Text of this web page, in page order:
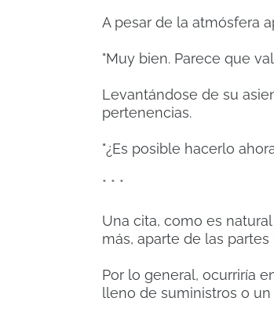
A pesar de la atmósfera
"Muy bien. Parece que
Levantándose de su
pertenencias.
"¿Es posible hacerlo
* * *
Una cita, como es
más, aparte de las
Por lo general, ocurriría
lleno de suministros o